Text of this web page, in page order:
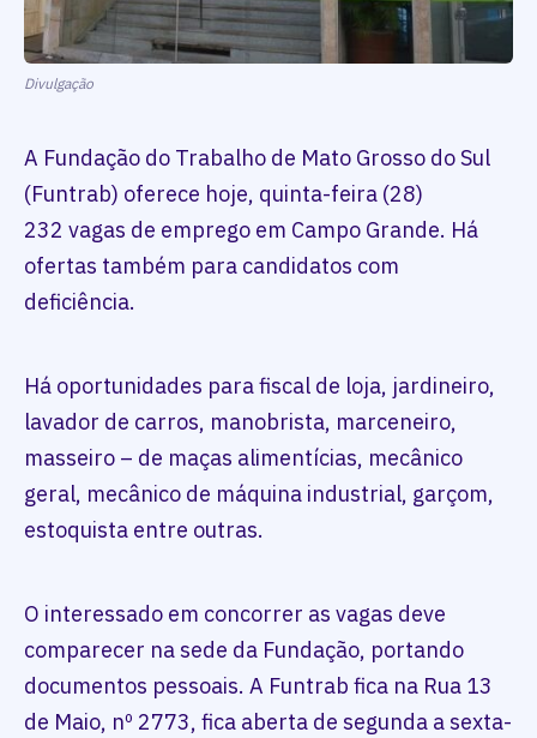
Divulgação
A Fundação do Trabalho de Mato Grosso do Sul
(Funtrab) oferece hoje, quinta-feira (28)
232 vagas de emprego em Campo Grande. Há
ofertas também para candidatos com
deficiência.
Há oportunidades para fiscal de loja, jardineiro,
lavador de carros, manobrista, marceneiro,
masseiro – de maças alimentícias, mecânico
geral, mecânico de máquina industrial, garçom,
estoquista entre outras.
O interessado em concorrer as vagas deve
comparecer na sede da Fundação, portando
documentos pessoais. A Funtrab fica na Rua 13
de Maio, nº 2773, fica aberta de segunda a sexta-